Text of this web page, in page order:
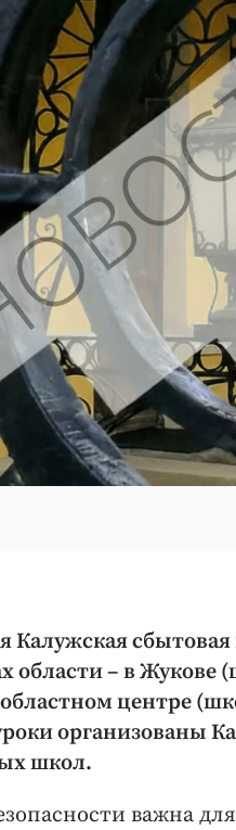
Калужская
области – в
центре
организованы
школ.
важна